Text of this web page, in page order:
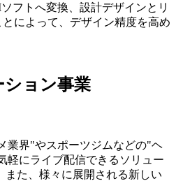
フトへ変換、設計デザインとリ
によって、デザイン精度を高め
ション事業
業界"やスポーツジムなどの"ヘ
軽にライブ配信できるソリュー
また、様々に展開される新しい